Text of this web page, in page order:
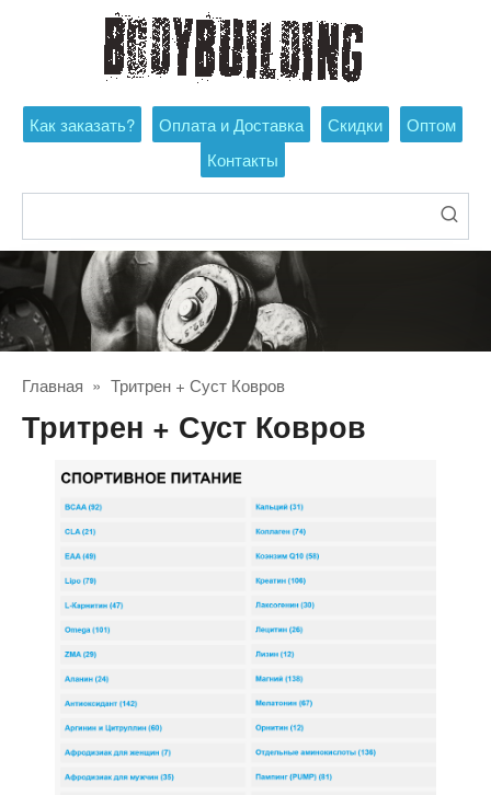
Как заказать? Оплата и Доставка Скидки
Оптом
Контакты
Главная » Тритрен + Суст Ковров
Тритрен + Суст Ковров